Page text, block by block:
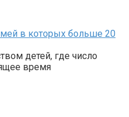
в которых больше 20
детей, где число
время